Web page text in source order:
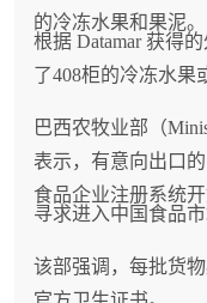
的冷冻水果和果泥。
根据 Datamar 获得
了408柜的冷冻水果
巴西农牧业部（
表示，有意向出口
食品企业注册系统开
寻求进入中国食品
该部强调，每批货